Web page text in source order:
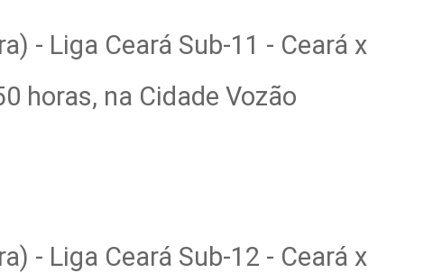
- Liga Ceará Sub-11 - Ceará x
horas, na Cidade Vozão
- Liga Ceará Sub-12 - Ceará x